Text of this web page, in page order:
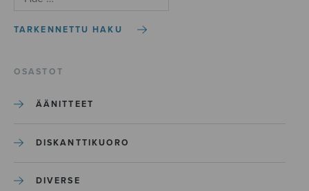
TARKENNETTU HAKU
OSASTOT
ÄÄNITTEET
DISKANTTIKUORO
DIVERSE